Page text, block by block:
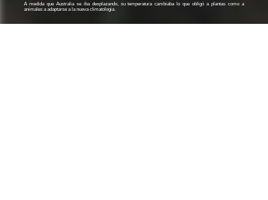
A medida que Australia se iba desplazando, su temperatura cambiaba lo que obligó a plantas como a
animales a adaptarse a la nueva climatologia.